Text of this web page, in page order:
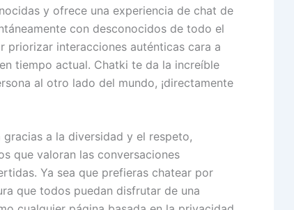
y ofrece una experiencia de chat de
con desconocidos de todo el
priorizar interacciones auténticas cara a
tiempo actual. Chatki te da la increíble
al otro lado del mundo, ¡directamente
a la diversidad y el respeto,
que valoran las conversaciones
Ya sea que prefieras chatear por
que todos puedan disfrutar de una